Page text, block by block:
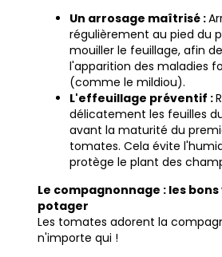
Un arrosage maîtrisé :
régulièrement au pied du
mouiller le feuillage, afin
l'apparition des maladies
(comme le mildiou).
L'effeuillage préventif :
délicatement les feuilles
avant la maturité du
tomates. Cela évite
protège le plant des
Le compagnonnage : les bons
potager
Les tomates adorent la
n'importe qui !